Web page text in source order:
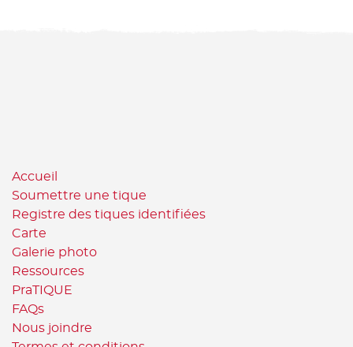
Accueil
Soumettre une tique
Registre des tiques identifiées
Carte
Galerie photo
Ressources
PraTIQUE
FAQs
Nous joindre